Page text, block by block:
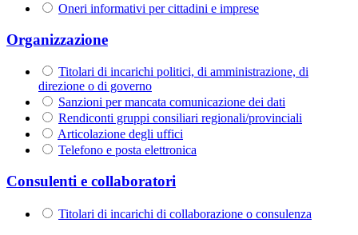
Oneri informativi per cittadini e imprese
Organizzazione
Titolari di incarichi politici, di amministrazione, di
direzione o di governo
Sanzioni per mancata comunicazione dei dati
Rendiconti gruppi consiliari regionali/provinciali
Articolazione degli uffici
Telefono e posta elettronica
Consulenti e collaboratori
Titolari di incarichi di collaborazione o consulenza